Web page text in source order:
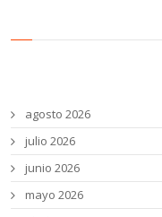
agosto 2026
julio 2026
junio 2026
mayo 2026